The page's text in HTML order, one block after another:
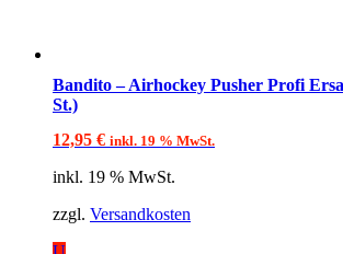
Bandito – Airhockey Pusher Profi
St.)
12,95 € inkl. 19 % MwSt.
inkl. 19 % MwSt.
zzgl. Versandkosten